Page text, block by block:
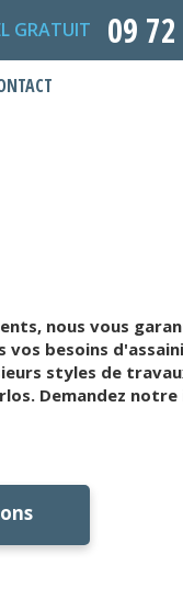
GRATUIT 09
nous vous
besoins
styles de
Demandez